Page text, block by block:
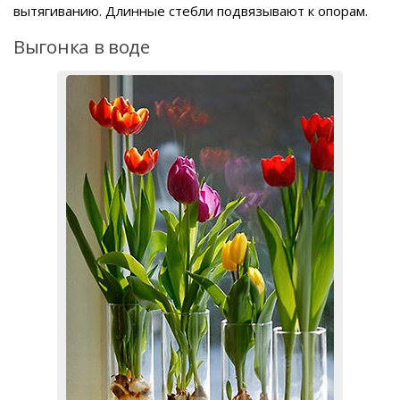
вытягиванию. Длинные стебли подвязывают к опорам.
Выгонка в воде